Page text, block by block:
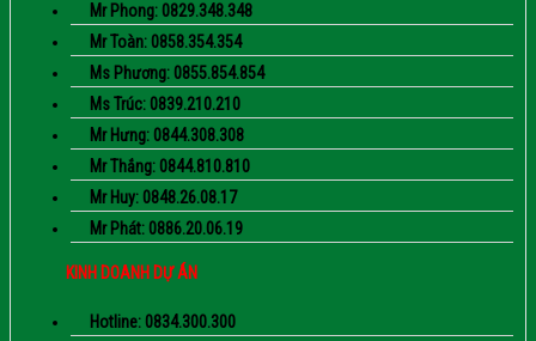
Mr Phong: 0829.348.348
Mr Toàn: 0858.354.354
Ms Phương: 0855.854.854
Ms Trúc: 0839.210.210
Mr Hưng: 0844.308.308
Mr Thắng: 0844.810.810
Mr Huy: 0848.26.08.17
Mr Phát: 0886.20.06.19
KINH DOANH DỰ ÁN
Hotline: 0834.300.300